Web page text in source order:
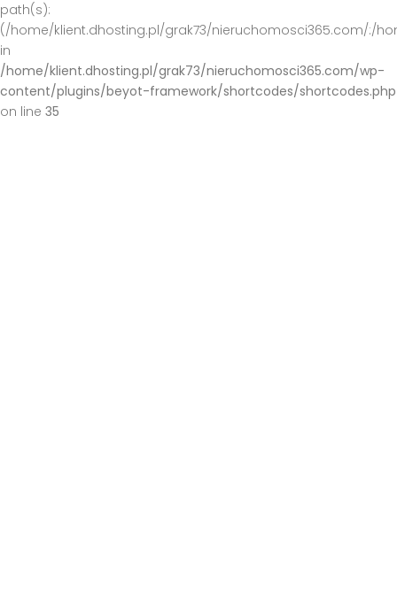
path(s):
(/home/klient.dhosting.pl/grak73/nieruchomosci365.com/:/
in
/home/klient.dhosting.pl/grak73/nieruchomosci365.com/wp-
content/plugins/beyot-framework/shortcodes/shortcodes.php
on line 35